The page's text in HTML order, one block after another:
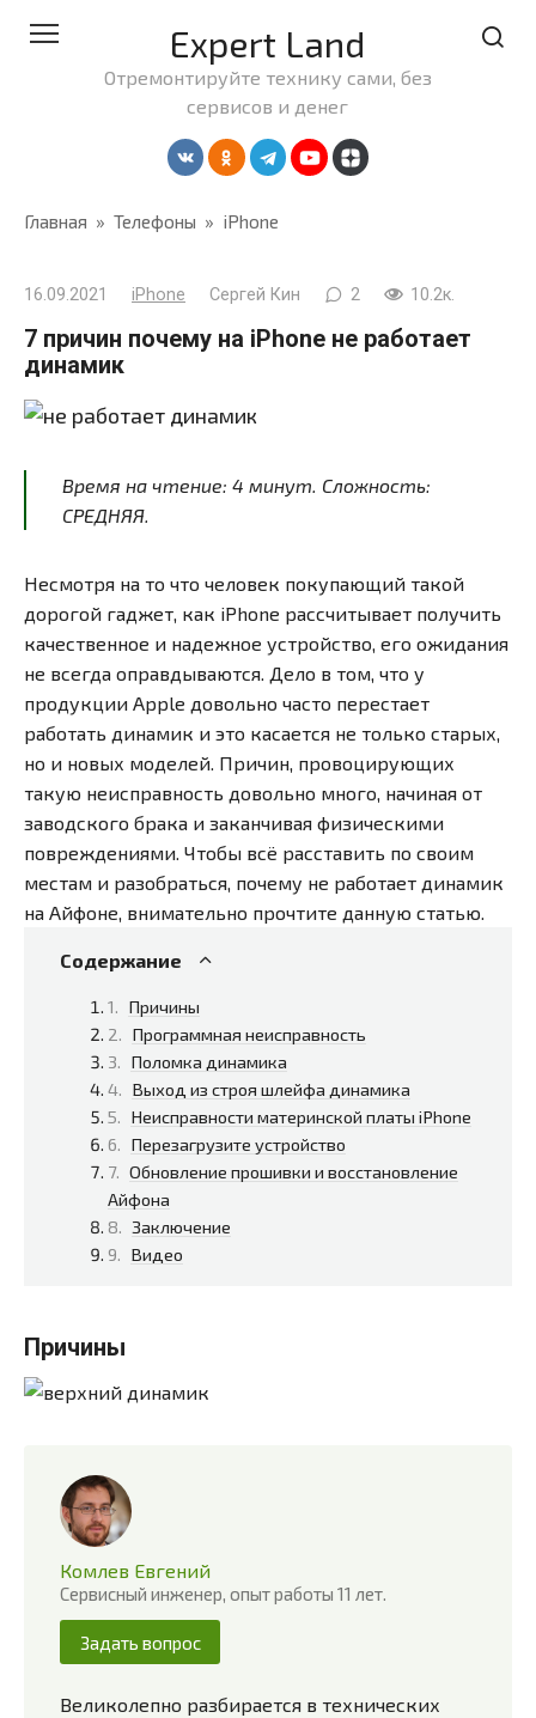
Expert Land
Отремонтируйте технику сами, без
сервисов и денег
Главная » Телефоны » iPhone
16.09.2021 iPhone Сергей Кин 2 10.2к.
7 причин почему на iPhone не работает
динамик
Время на чтение: 4 минут . Сложность:
СРЕДНЯЯ.
Несмотря на то что человек покупающий такой
дорогой гаджет, как iPhone рассчитывает получить
качественное и надежное устройство, его ожидания
не всегда оправдываются. Дело в том, что у
продукции Apple довольно часто перестает
работать динамик и это касается не только старых,
но и новых моделей. Причин, провоцирующих
такую неисправность довольно много, начиная от
заводского брака и заканчивая физическими
повреждениями. Чтобы всё расставить по своим
местам и разобраться, почему не работает динамик
на Айфоне, внимательно прочтите данную статью.
Содержание
Причины
Программная неисправность
Поломка динамика
Выход из строя шлейфа динамика
Неисправности материнской платы iPhone
Перезагрузите устройство
Обновление прошивки и восстановление
Айфона
Заключение
Видео
Причины
Комлев Евгений
Сервисный инженер, опыт работы 11 лет.
Задать вопрос
Великолепно разбирается в технических